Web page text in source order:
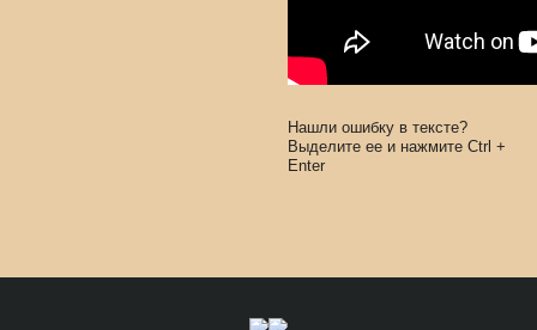
Нашли ошибку в тексте?
Выделите ее и нажмите Ctrl +
Enter